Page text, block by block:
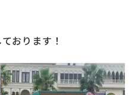
おります！